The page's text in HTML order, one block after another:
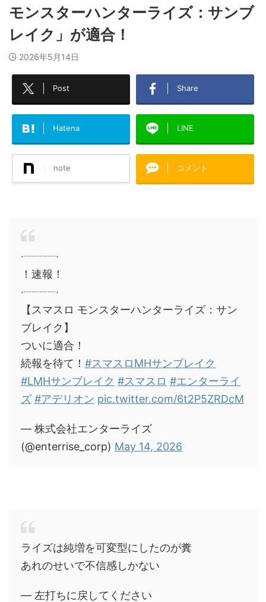
モンスターハンターライズ：サンブ
レイク」が適合！
2026年5月14日
Post Share
Hatena LINE
note コメント
‧┈┈┈‧
！速報！
‧┈┈┈‧
【スマスロ モンスターハンターライズ：サン
ブレイク】
ついに適合！
続報を待て！ #スマスロMHサンブレイク
#LMHサンブレイク #スマスロ #エンターライ
ズ #アデリオン pic.twitter.com/6t2P5ZRDcM
— 株式会社エンターライズ
(@enterrise_corp) May 14, 2026
ライズは純増を可変型にしたのが糞
あれのせいで不信感しかない
— 左打ちに戻してください